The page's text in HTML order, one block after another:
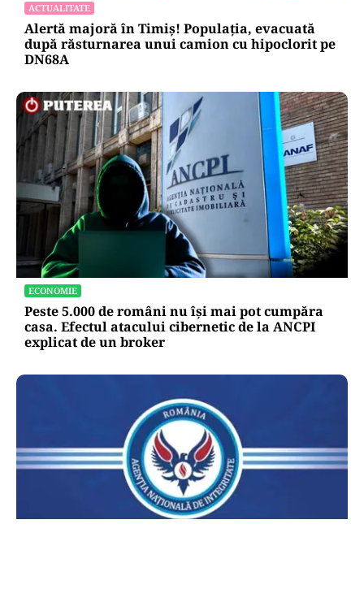
ACTUALITATE
Alertă majoră în Timiș! Populația, evacuată
după răsturnarea unui camion cu hipoclorit pe
DN68A
ECONOMIE
Peste 5.000 de români nu își mai pot cumpăra
casa. Efectul atacului cibernetic de la ANCPI
explicat de un broker